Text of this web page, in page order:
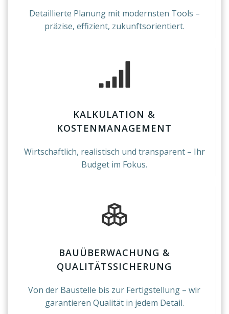
Detaillierte Planung mit modernsten Tools –
präzise, effizient, zukunftsorientiert.
KALKULATION &
KOSTENMANAGEMENT
Wirtschaftlich, realistisch und transparent – Ihr
Budget im Fokus.
BAUÜBERWACHUNG &
QUALITÄTSSICHERUNG
Von der Baustelle bis zur Fertigstellung – wir
garantieren Qualität in jedem Detail.